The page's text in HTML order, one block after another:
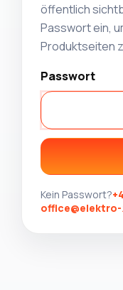
öffentlich
Passwort ein,
Produktseiten
Passwort
Kein Passwort?